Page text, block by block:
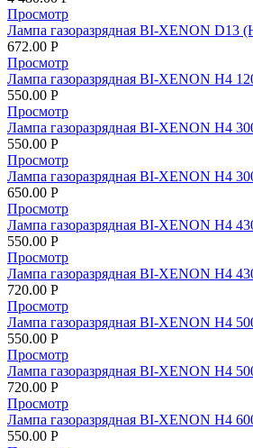
Просмотр
Лампа газоразрядная BI-XENON
672.00 Р
Просмотр
Лампа газоразрядная BI-XENON Н4
550.00 Р
Просмотр
Лампа газоразрядная BI-XENON Н4
550.00 Р
Просмотр
Лампа газоразрядная BI-XENON Н4
650.00 Р
Просмотр
Лампа газоразрядная BI-XENON Н4
550.00 Р
Просмотр
Лампа газоразрядная BI-XENON Н4
720.00 Р
Просмотр
Лампа газоразрядная BI-XENON Н4
550.00 Р
Просмотр
Лампа газоразрядная BI-XENON Н4
720.00 Р
Просмотр
Лампа газоразрядная BI-XENON Н4
550.00 Р